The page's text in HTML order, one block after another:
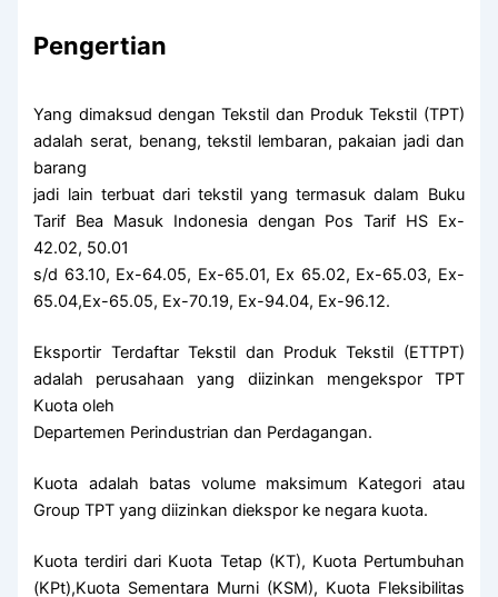
Pengertian
Yang dimaksud dengan Tekstil dan Produk Tekstil (TPT)
adalah serat, benang, tekstil lembaran, pakaian jadi dan
barang
jadi lain terbuat dari tekstil yang termasuk dalam Buku
Tarif Bea Masuk Indonesia dengan Pos Tarif HS Ex-
42.02, 50.01
s/d 63.10, Ex-64.05, Ex-65.01, Ex 65.02, Ex-65.03, Ex-
65.04,Ex-65.05, Ex-70.19, Ex-94.04, Ex-96.12.
Eksportir Terdaftar Tekstil dan Produk Tekstil (ETTPT)
adalah perusahaan yang diizinkan mengekspor TPT
Kuota oleh
Departemen Perindustrian dan Perdagangan.
Kuota adalah batas volume maksimum Kategori atau
Group TPT yang diizinkan diekspor ke negara kuota.
Kuota terdiri dari Kuota Tetap (KT), Kuota Pertumbuhan
(KPt),Kuota Sementara Murni (KSM), Kuota Fleksibilitas